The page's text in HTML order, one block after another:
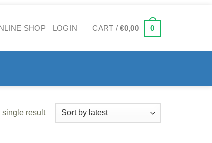
LOGIN CART /€0,00 0
result